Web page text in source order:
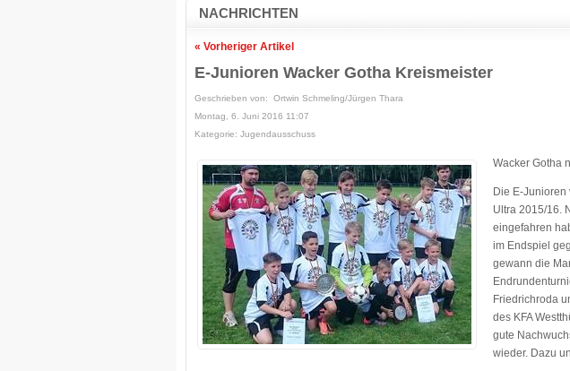
NACHRICHTEN
« Vorheriger Artikel
E-Junioren Wacker Gotha Kreismeister
Geschrieben von: Ortwin Schmeling/Jürgen Thara
Montag, 6. Juni 2016 11:07
Kategorie: Jugendausschuss
Wacker Gotha
Die E-
Ultra 2015/16.
eingefahren
im Endspiel
gewann die
Friedrichroda
des KFA
gute
wieder. Dazu